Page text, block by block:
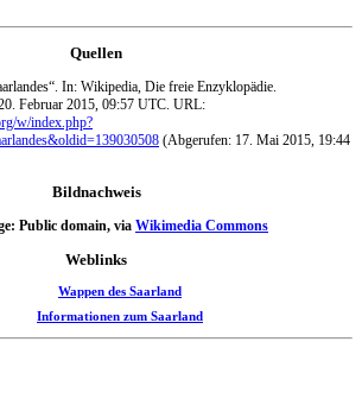
Quellen
In: Wikipedia, Die freie Enzyklopädie.
Februar 2015, 09:57 UTC. URL:
w/index.php?
(Abgerufen: 17. Mai 2015, 19:44
Bildnachweis
Public domain, via Wikimedia Commons
Weblinks
Wappen des Saarland
Informationen zum Saarland